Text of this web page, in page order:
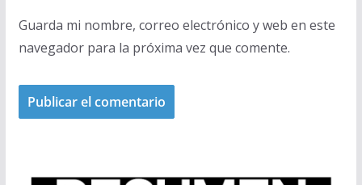
Guarda mi nombre, correo electrónico y web en este
navegador para la próxima vez que comente.